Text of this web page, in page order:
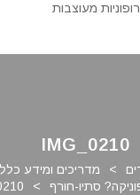
IMG_0210
> מדריכים ומידע
סתיו-חורף
>